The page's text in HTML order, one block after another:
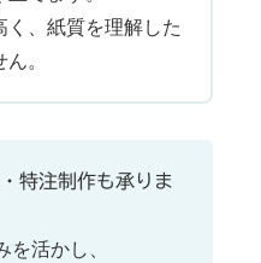
、紙質を理解した
。
特注制作も承りま
活かし、